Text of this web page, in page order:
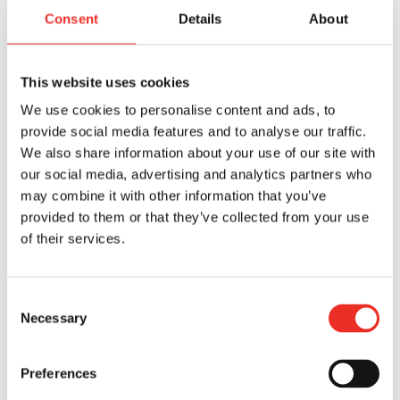
Consent Details About
This website uses cookies
We use cookies to personalise content and ads, to
provide social media features and to analyse our traffic.
We also share information about your use of our site with
our social media, advertising and analytics partners who
may combine it with other information that you’ve
provided to them or that they’ve collected from your use
of their services.
Selection
Necessary
Preferences
establecida en el Apartado anterior.
SURDRY adopta las medidas de seguridad que
considera pertinentes para mantener el correcto
funcionamiento del WEBSITE y detectar la
existencia de virus y componentes dañinos. Ello
no obstante, el USUARIO debe ser consciente de
que las medidas de seguridad de los sistemas
informáticos en Internet no son enteramente
contenidos y servicios recogidos en el WEBSITE;
(ii) la ausencia de errores en dichos contenidos ni
la corrección de cualquier defecto que pueda
ocurrir; (iii) la inexistencia de virus u otros